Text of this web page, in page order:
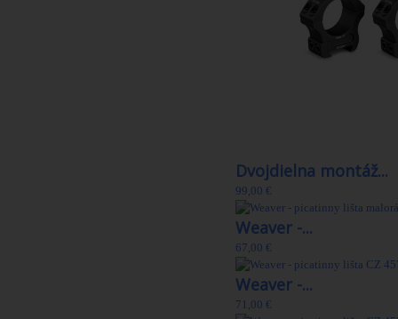
Dvojdielna montáž...
99,00 €
Weaver -...
67,00 €
Weaver -...
71,00 €